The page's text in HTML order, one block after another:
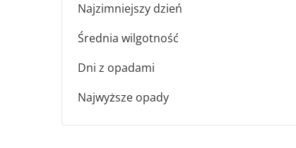
Najzimniejszy dzień
Średnia wilgotność
Dni z opadami
Najwyższe opady